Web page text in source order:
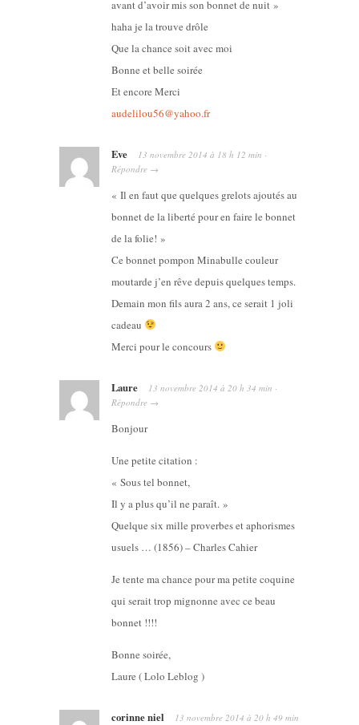
avant d’avoir mis son bonnet de nuit »
haha je la trouve drôle
Que la chance soit avec moi
Bonne et belle soirée
Et encore Merci
audelilou56@yahoo.fr
Eve 13 novembre 2014 à 18 h 12 min ·
Répondre →
« Il en faut que quelques grelots ajoutés au
bonnet de la liberté pour en faire le bonnet
de la folie! »
Ce bonnet pompon Minabulle couleur
moutarde j’en rêve depuis quelques temps.
Demain mon fils aura 2 ans, ce serait 1 joli
cadeau
Merci pour le concours
Laure 13 novembre 2014 à 20 h 34 min ·
Répondre →
Bonjour
Une petite citation :
« Sous tel bonnet,
Il y a plus qu’il ne paraît. »
Quelque six mille proverbes et aphorismes
usuels … (1856) – Charles Cahier
Je tente ma chance pour ma petite coquine
qui serait trop mignonne avec ce beau
bonnet !!!!
Bonne soirée,
Laure ( Lolo Leblog )
corinne niel 13 novembre 2014 à 20 h 49 min